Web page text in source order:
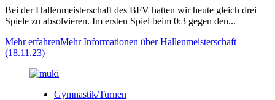
Bei der Hallenmeisterschaft des BFV hatten wir heute gleich drei
Spiele zu absolvieren. Im ersten Spiel beim 0:3 gegen den...
Mehr erfahrenMehr Informationen über Hallenmeisterschaft
(18.11.23)
Gymnastik/Turnen